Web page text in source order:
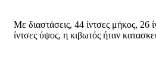
Με διαστάσεις, 44 ίντσες μήκος, 26
ίντσες ύψος, η κιβωτός ήταν